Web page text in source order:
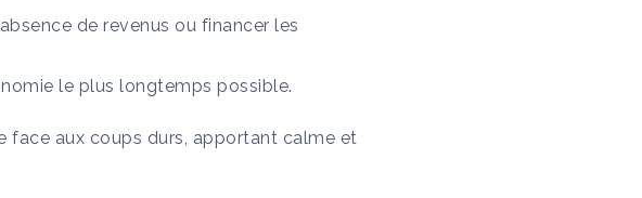
de revenus ou financer les
le plus longtemps possible.
face aux coups durs, apportant calme et